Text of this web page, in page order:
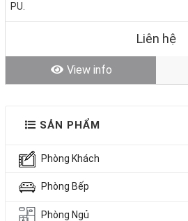
SẢN PHẨM
Phòng Khách
Phòng Bếp
Phòng Ngủ
PU.
Giá bán:0đ
: Hàng mới - Còn hàngLiên hệ
View info